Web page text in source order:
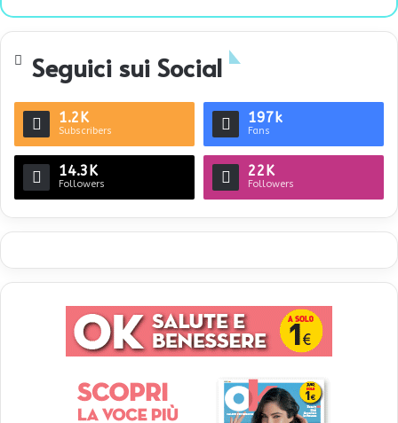
te
Seguici sui Social
1.2K
Subscribers
197k
Fans
14.3K
Followers
22K
Followers